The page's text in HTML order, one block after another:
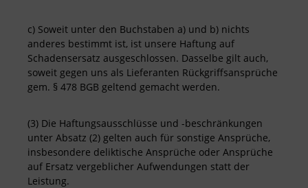
c) Soweit unter den Buchstaben a) und b) nichts
anderes bestimmt ist, ist unsere Haftung auf
Schadensersatz ausgeschlossen. Dasselbe gilt auch,
soweit gegen uns als Lieferanten Rückgriffsansprüche
gem. § 478 BGB geltend gemacht werden.
(3) Die Haftungsausschlüsse und -beschränkungen
unter Absatz (2) gelten auch für sonstige Ansprüche,
insbesondere deliktische Ansprüche oder Ansprüche
auf Ersatz vergeblicher Aufwendungen statt der
Leistung.